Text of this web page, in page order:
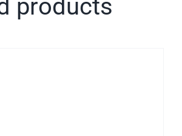
products